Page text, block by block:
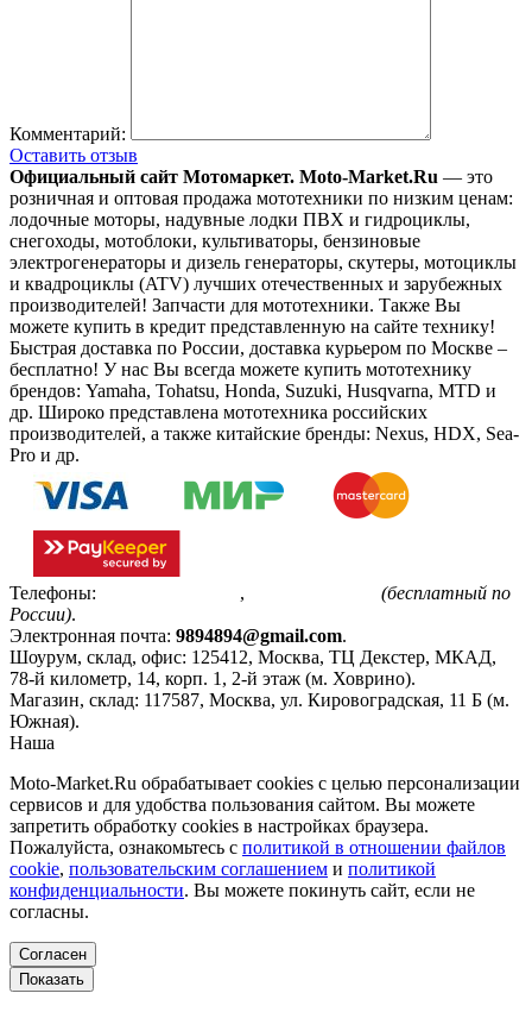
Комментарий:
Оставить отзыв
Официальный сайт Мотомаркет. Moto-Market.Ru — это
розничная и оптовая продажа мототехники по низким ценам:
лодочные моторы, надувные лодки ПВХ и гидроциклы,
снегоходы, мотоблоки, культиваторы, бензиновые
электрогенераторы и дизель генераторы, скутеры, мотоциклы
и квадроциклы (ATV) лучших отечественных и зарубежных
производителей! Запчасти для мототехники. Также Вы
можете купить в кредит представленную на сайте технику!
Быстрая доставка по России, доставка курьером по Москве –
бесплатно! У нас Вы всегда можете купить мототехнику
брендов: Yamaha, Tohatsu, Honda, Suzuki, Husqvarna, MTD и
др. Широко представлена мототехника российских
производителей, а также китайские бренды: Nexus, HDX, Sea-
Pro и др.
Телефоны: ,
(бесплатный по
России).
Электронная почта: 9894894@gmail.com.
Шоурум, склад, офис: 125412, Москва, ТЦ Декстер, МКАД,
78-й километр, 14, корп. 1, 2-й этаж (м. Ховрино).
Магазин, склад: 117587, Москва, ул. Кировоградская, 11 Б (м.
Южная).
Наша
Moto-Market.Ru обрабатывает сookies с целью персонализации
сервисов и для удобства пользования сайтом. Вы можете
запретить обработку сookies в настройках браузера.
Пожалуйста, ознакомьтесь с политикой в отношении файлов
cookie, пользовательским соглашением и политикой
конфиденциальности. Вы можете покинуть сайт, если не
согласны.
Согласен
Показать